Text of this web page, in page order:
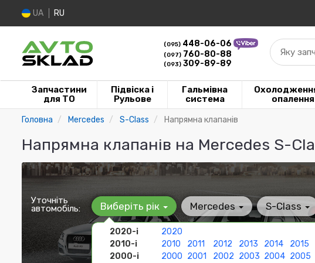
UA RU
(095) 448-06-06
(097) 760-80-88
(093) 309-89-89
Яку
Запчастини
для ТО
Підвіска і
Рульове
Гальмівна
система
опалення
Головна Mercedes S-Class Напрямна клапанів
Напрямна клапанів на Mercedes S-
Уточніть
автомобіль: Виберіть рік
2020-і
2020
2010-і
2010 2011 2012 2013 2014 2015
2000-і
2000 2001 2002 2003 2004 2005
Mercedes S-Class